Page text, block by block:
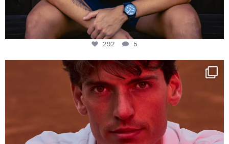
292 5
One last dance at home
This week at...
321
9